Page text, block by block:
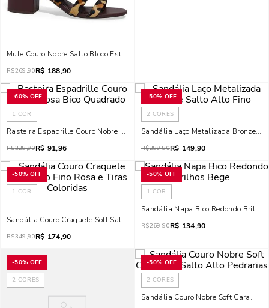
Mule Couro Nobre Salto Bloco Estampa Animal Print Onça
R$269,90R$ 188,90
-60% OFF
1 COR
Rasteira Espadrille Couro Nobre Rosa Bico Quadrado
R$229,90R$ 91,96
-50% OFF
2 CORES
Sandália Laço Metalizada Bronze
R$299,90R$ 149,90
-50% OFF
1 COR
Sandália Couro Craquele Soft Salto Fino Rosa E Tiras Coloridas
R$349,90R$ 174,90
-50% OFF
1 COR
Sandália Napa Bico Redondo Brilhos
R$269,90R$ 134,90
-50% OFF
2 CORES
-50% OFF
2 CORES
Sandália Couro Nobre Soft